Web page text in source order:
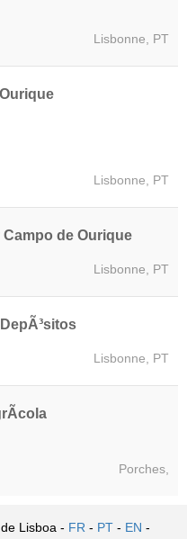
Lisbonne, PT
Lisbonne, PT
de Ourique
Lisbonne, PT
Lisbonne, PT
Porches,
Lisboa - FR - PT - EN -